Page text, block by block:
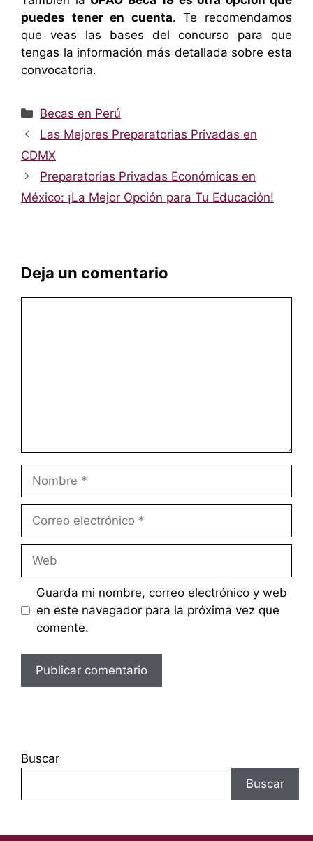
puedes tener en cuenta. Te recomendamos
que veas las bases del concurso para que
tengas la información más detallada sobre esta
convocatoria.
Categorías
Becas en Perú
Las Mejores Preparatorias Privadas en
CDMX
Preparatorias Privadas Económicas en
México: ¡La Mejor Opción para Tu Educación!
Deja un comentario
electrónico
Guarda mi nombre, correo electrónico y web
en este navegador para la próxima vez que
comente.
Buscar
Buscar